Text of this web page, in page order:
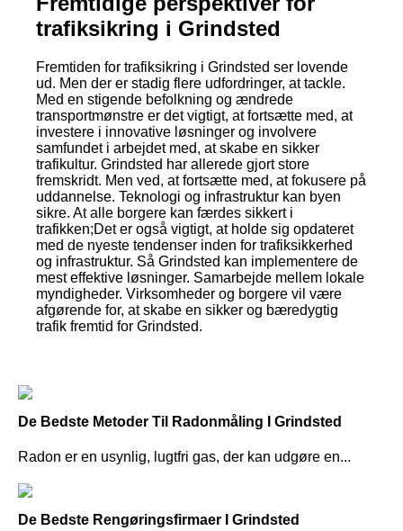
trafiksikring i Grindsted
Fremtiden for trafiksikring i Grindsted ser lovende
ud. Men der er stadig flere udfordringer, at tackle.
Med en stigende befolkning og ændrede
transportmønstre er det vigtigt, at fortsætte med, at
investere i innovative løsninger og involvere
samfundet i arbejdet med, at skabe en sikker
trafikultur. Grindsted har allerede gjort store
fremskridt. Men ved, at fortsætte med, at fokusere på
uddannelse. Teknologi og infrastruktur kan byen
sikre. At alle borgere kan færdes sikkert i
trafikken;Det er også vigtigt, at holde sig opdateret
med de nyeste tendenser inden for trafiksikkerhed
og infrastruktur. Så Grindsted kan implementere de
mest effektive løsninger. Samarbejde mellem lokale
myndigheder. Virksomheder og borgere vil være
afgørende for, at skabe en sikker og bæredygtig
trafik fremtid for Grindsted.
De Bedste Metoder Til Radonmåling I Grindsted
Radon er en usynlig, lugtfri gas, der kan udgøre en...
De Bedste Rengøringsfirmaer I Grindsted